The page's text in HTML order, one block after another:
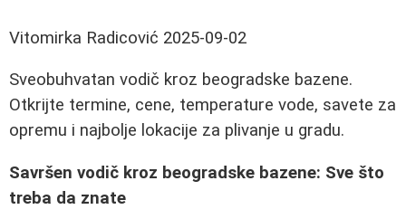
Vitomirka Radicović 2025-09-02
Sveobuhvatan vodič kroz beogradske bazene.
Otkrijte termine, cene, temperature vode, savete za
opremu i najbolje lokacije za plivanje u gradu.
Savršen vodič kroz beogradske bazene: Sve što
treba da znate